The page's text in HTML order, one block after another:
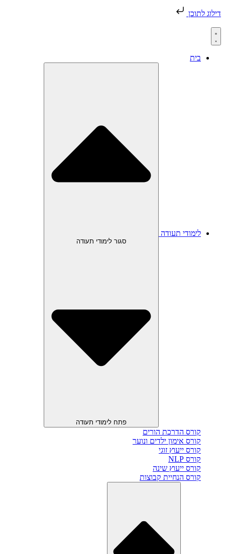
דילוג לתוכן
בית
לימודי תעודה
סגור לימודי תעודה
פתח לימודי תעודה
קורס הדרכת הורים
קורס אימון ילדים ונוער
קורס ייעוץ זוגי
קורס NLP
קורס ייעוץ שינה
קורס הנחיית קבוצות